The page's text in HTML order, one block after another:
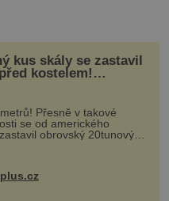
kus skály se zastavil
kostelem!
ho boží síla?
Přesně v takové
se od amerického
obrovský 20tunový